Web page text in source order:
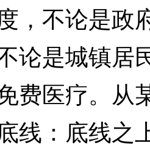
不论是政
论是城镇居
费医疗。从
线：底线之